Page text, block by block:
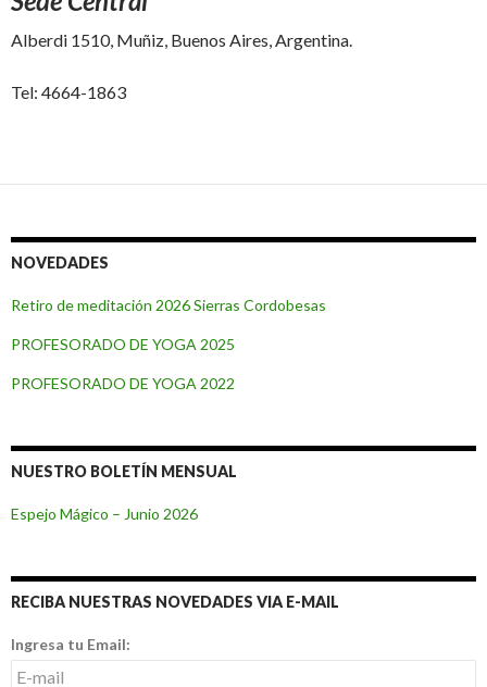
Alberdi 1510, Muñiz, Buenos Aires, Argentina.
Tel: 4664-1863
NOVEDADES
Retiro de meditación 2026 Sierras Cordobesas
PROFESORADO DE YOGA 2025
PROFESORADO DE YOGA 2022
NUESTRO BOLETÍN MENSUAL
Espejo Mágico – Junio 2026
RECIBA NUESTRAS NOVEDADES VIA E-MAIL
Ingresa tu Email: